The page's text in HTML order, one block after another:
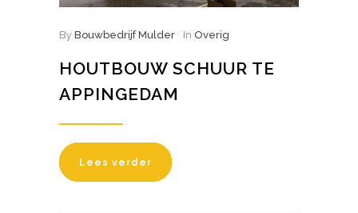
By Bouwbedrijf Mulder In Overig
HOUTBOUW SCHUUR TE
APPINGEDAM
Lees verder